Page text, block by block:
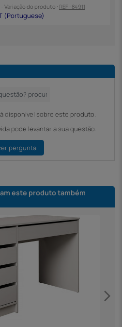
- Variação do produto : REF : 84911
disponível sobre este produto.
pode levantar a sua questão.
pergunta
este produto também